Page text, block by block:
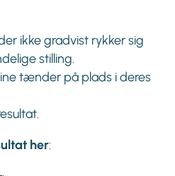
ikke gradvist rykker sig
stilling.
tænder på plads i deres
her: